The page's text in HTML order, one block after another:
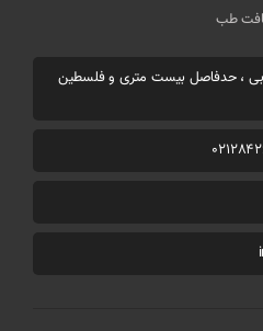
طب
، حدفاصل بیست متری و فلسطین